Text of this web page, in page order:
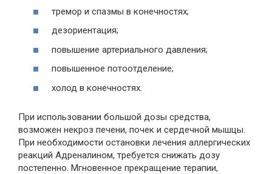
тремор и спазмы в конечностях;
дезориентация;
повышение артериального давления;
повышенное потоотделение;
холод в конечностях.
При использовании большой дозы средства,
возможен некроз печени, почек и сердечной мышцы.
При необходимости остановки лечения аллергических
реакций Адреналином, требуется снижать дозу
постепенно. Мгновенное прекращение терапии,